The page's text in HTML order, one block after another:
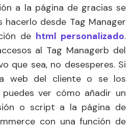
a la página de gracias se
hacerlo desde Tag Manager
de html personalizado.
al Tag Managerb del
que sea, no desesperes. Si
web del cliente o se los
ver cómo añadir un
o script a la página de
con una función de